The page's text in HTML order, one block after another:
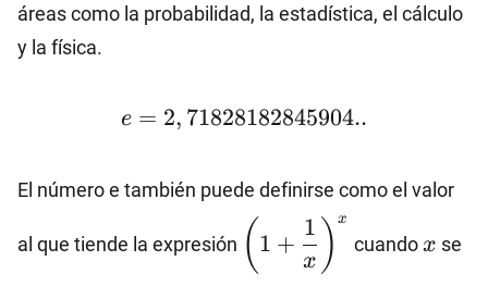
áreas como la probabilidad, la estadística, el cálculo
y la física.
e=2,71828182845904..
e = 2, 71828182845904..
El número e también puede definirse como el valor
al que tiende la expresión
\left(1+\dfrac{1}
{x}\right)^x
( 1 +
x
1 ) x
cuandox se